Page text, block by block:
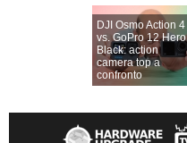
DJI Osmo Action 4
vs. GoPro 12 Hero
Black: action
camera top a
confronto